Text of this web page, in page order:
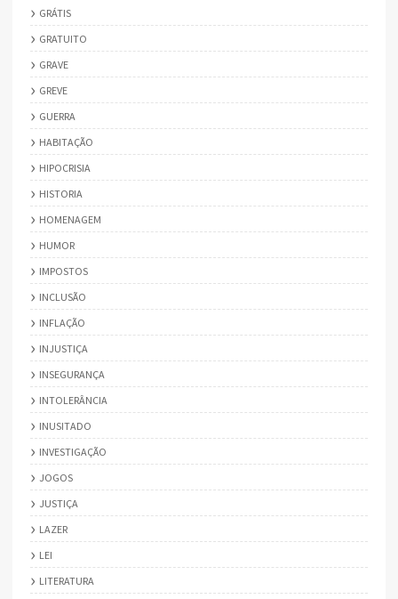
GRÁTIS
GRATUITO
GRAVE
GREVE
GUERRA
HABITAÇÃO
HIPOCRISIA
HISTORIA
HOMENAGEM
HUMOR
IMPOSTOS
INCLUSÃO
INFLAÇÃO
INJUSTIÇA
INSEGURANÇA
INTOLERÂNCIA
INUSITADO
INVESTIGAÇÃO
JOGOS
JUSTIÇA
LAZER
LEI
LITERATURA